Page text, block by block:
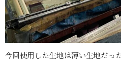
今回使用した生地は薄い生地だっ